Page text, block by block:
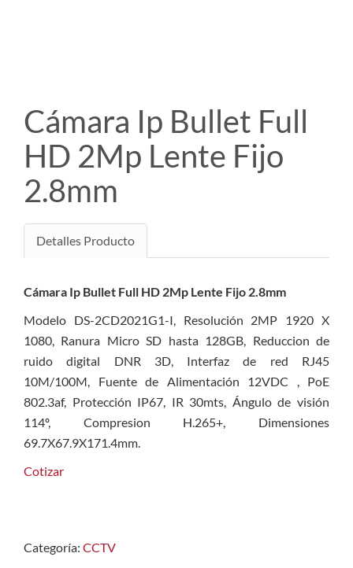
Cámara Ip Bullet Full
HD 2Mp Lente Fijo
2.8mm
Detalles Producto
Cámara Ip Bullet Full HD 2Mp Lente Fijo 2.8mm
Modelo DS-2CD2021G1-I, Resolución 2MP 1920 X
1080, Ranura Micro SD hasta 128GB, Reduccion de
ruido digital DNR 3D, Interfaz de red RJ45
10M/100M, Fuente de Alimentación 12VDC , PoE
802.3af, Protección IP67, IR 30mts, Ángulo de visión
114º, Compresion H.265+, Dimensiones
69.7X67.9X171.4mm.
Cotizar
Categoría: CCTV